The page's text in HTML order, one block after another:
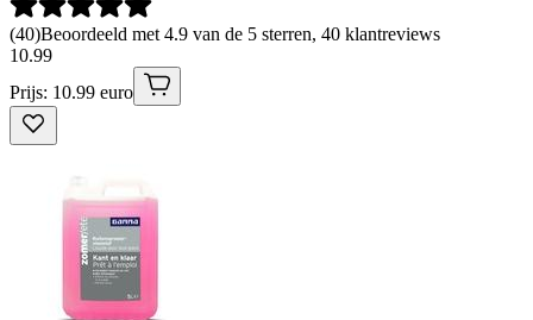
(40)Beoordeeld met 4.9 van de 5 sterren, 40 klantreviews
10.99
Prijs: 10.99 euro